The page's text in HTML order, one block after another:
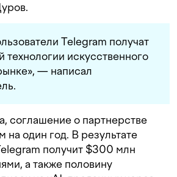
Telegram получат
технологии искусственного
— написал
соглашение о партнерстве
на один год. В результате
получит $300 млн
а также половину